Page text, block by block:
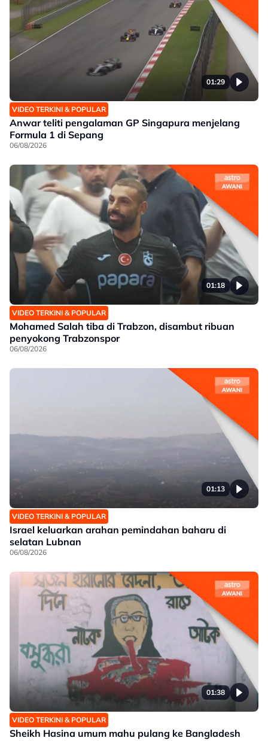
01:29
VIDEO TERKINI & POPULAR
Anwar teliti pengalaman GP Singapura menjelang
Formula 1 di Sepang
06/08/2026
01:18
VIDEO TERKINI & POPULAR
Mohamed Salah tiba di Trabzon, disambut ribuan
penyokong Trabzonspor
06/08/2026
01:13
VIDEO TERKINI & POPULAR
Israel keluarkan arahan pemindahan baharu di
selatan Lubnan
06/08/2026
01:38
VIDEO TERKINI & POPULAR
Sheikh Hasina umum mahu pulang ke Bangladesh